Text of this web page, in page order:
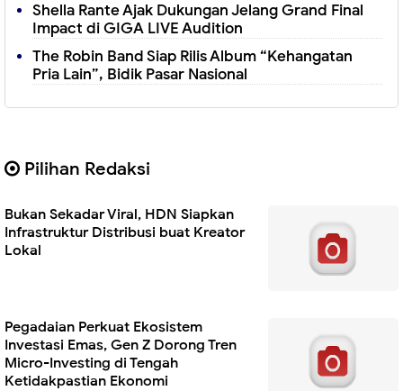
Shella Rante Ajak Dukungan Jelang Grand Final
Impact di GIGA LIVE Audition
The Robin Band Siap Rilis Album “Kehangatan
Pria Lain”, Bidik Pasar Nasional
Pilihan Redaksi
Bukan Sekadar Viral, HDN Siapkan
Infrastruktur Distribusi buat Kreator
Lokal
Pegadaian Perkuat Ekosistem
Investasi Emas, Gen Z Dorong Tren
Micro-Investing di Tengah
Ketidakpastian Ekonomi